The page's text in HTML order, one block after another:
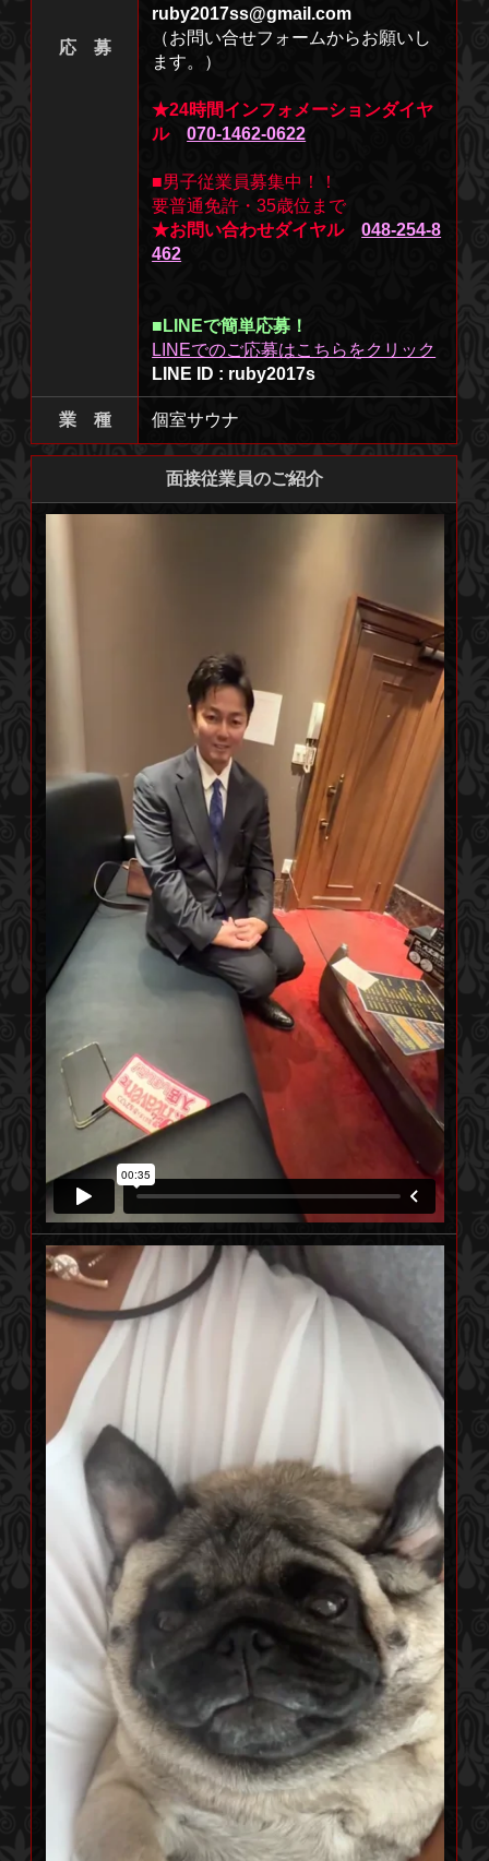
応 募
ruby2017ss@gmail.com
（お問い合せフォームからお願いし
ます。）
★24時間インフォメーションダイヤ
ル070-1462-0622
■男子従業員募集中！！
要普通免許・35歳位まで
★お問い合わせダイヤル048-254-8
462
■LINEで簡単応募！
LINEでのご応募はこちらをクリック
LINE ID : ruby2017s
業 種 個室サウナ
面接従業員のご紹介